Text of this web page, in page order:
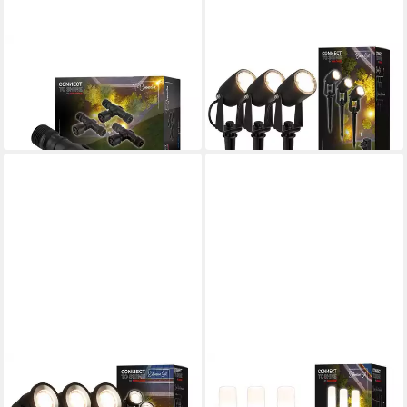
ab 12,95 €
in 4-5 Werktagen bei dir
BRILONER LEUCHTEN
Gartenstrahler 3927035
74,95 € 89,95 €
-17%
in 4-5 Werktagen bei dir
BRILONER LEUCHTEN
Gartenstrahler 3919035
BRILONER LEUCHTEN
Gartenstrahler 3926032